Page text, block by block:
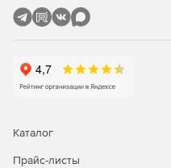
разработки или
компонентов
Максимальная по
Ориентирована на
Отсутствуют ограничения
процессоров и размеры
Каталог
Прайс-листы